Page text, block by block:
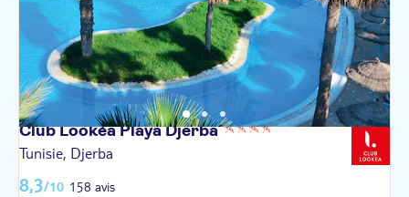
Club Lookéa PlayaDjerba
Tunisie, Djerba
8,3/10 158 avis